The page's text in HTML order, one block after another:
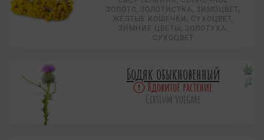
ЗОЛОТО, ЗОЛОТИСТКА, ЗИМОЦВЕТ,
ЖЕЛТЫЕ КОШЕЧКИ, СУХОЦВЕТ,
ЗИМНИЕ ЦВЕТЫ, ЗОЛОТУХА,
СУХОЦВЕТ
Бодяк обыкновенный
Ядовитое растение
Cirsium vulgare